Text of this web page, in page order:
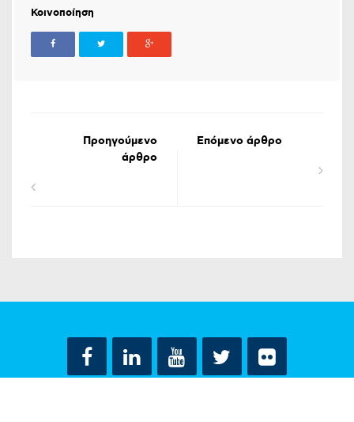
Κοινοποίηση
Προηγούμενο
άρθρο
Επόμενο άρθρο